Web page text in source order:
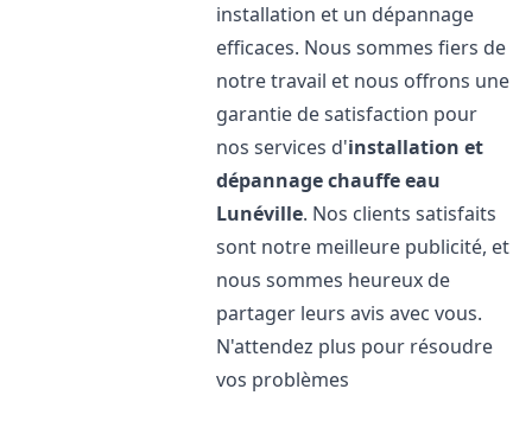
installation et un dépannage
efficaces. Nous sommes fiers de
notre travail et nous offrons une
garantie de satisfaction pour
nos services d'installation et
dépannage chauffe eau
Lunéville. Nos clients satisfaits
sont notre meilleure publicité, et
nous sommes heureux de
partager leurs avis avec vous.
N'attendez plus pour résoudre
vos problèmes